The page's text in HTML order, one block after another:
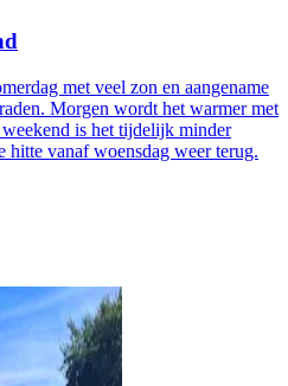
met veel zon en aangename
Morgen wordt het warmer met
is het tijdelijk minder
hitte vanaf woensdag weer terug.